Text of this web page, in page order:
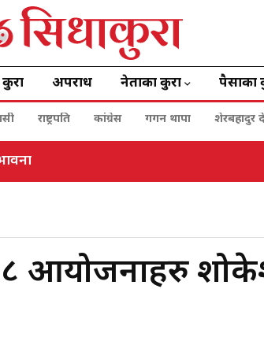
अपराध नेताका कुरा पैसाका
राष्ट्रपति कांग्रेस गगन थापा शेरबहादुर
आयोजनाहरु